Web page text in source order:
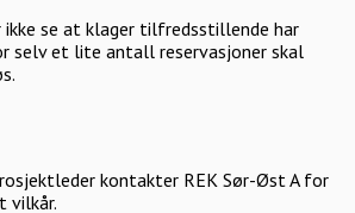
ikke se at klager tilfredsstillende har
selv et lite antall reservasjoner skal
kontakter REK Sør-Øst A for
vilkår.